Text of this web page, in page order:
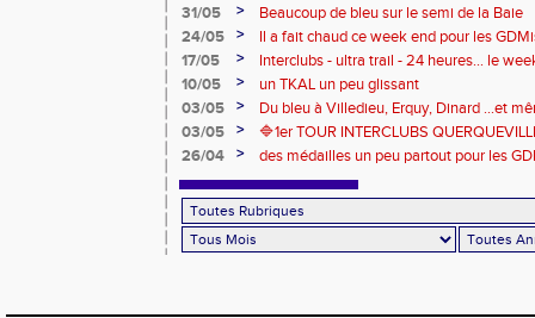
31/05
>
Beaucoup de bleu sur le semi de la Baie
24/05
>
Il a fait chaud ce week end pour les
de compétitions
17/05 >
Interclubs - ultra trail - 24 heures... le
riche en émotions
10/05 >
un TKAL un peu glissant
03/05
>
Du bleu à Villedieu, Erquy, Dinard ...et
03/05
>
🔷️1er TOUR INTERCLUBS
26/04
>
des médailles un peu partout pour les